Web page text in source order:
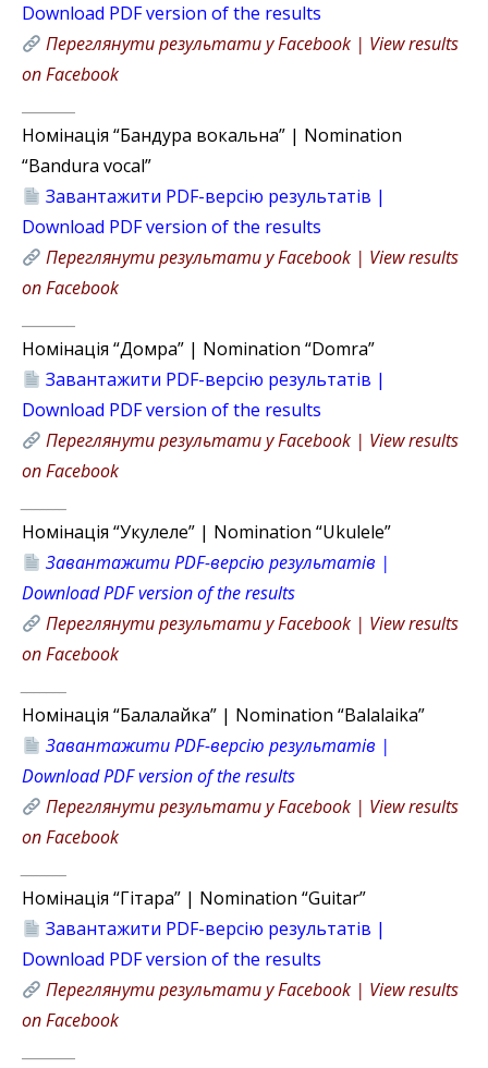
Download PDF version of the results
Переглянути результати у Facebook | View results
on Facebook
Номінація “Бандура вокальна” | Nomination
“Bandura vocal”
Завантажити PDF-версію результатів |
Download PDF version of the results
Переглянути результати у Facebook | View results
on Facebook
Номінація “Домра” | Nomination “Domra”
Завантажити PDF-версію результатів |
Download PDF version of the results
Переглянути результати у Facebook | View results
on Facebook
Номінація “Укулеле” | Nomination “Ukulele”
Завантажити PDF-версію результатів |
Download PDF version of the results
Переглянути результати у Facebook | View results
on Facebook
Номінація “Балалайка” | Nomination “Balalaika”
Завантажити PDF-версію результатів |
Download PDF version of the results
Переглянути результати у Facebook | View results
on Facebook
Номінація “Гітара” | Nomination “Guitar”
Завантажити PDF-версію результатів |
Download PDF version of the results
Переглянути результати у Facebook | View results
on Facebook